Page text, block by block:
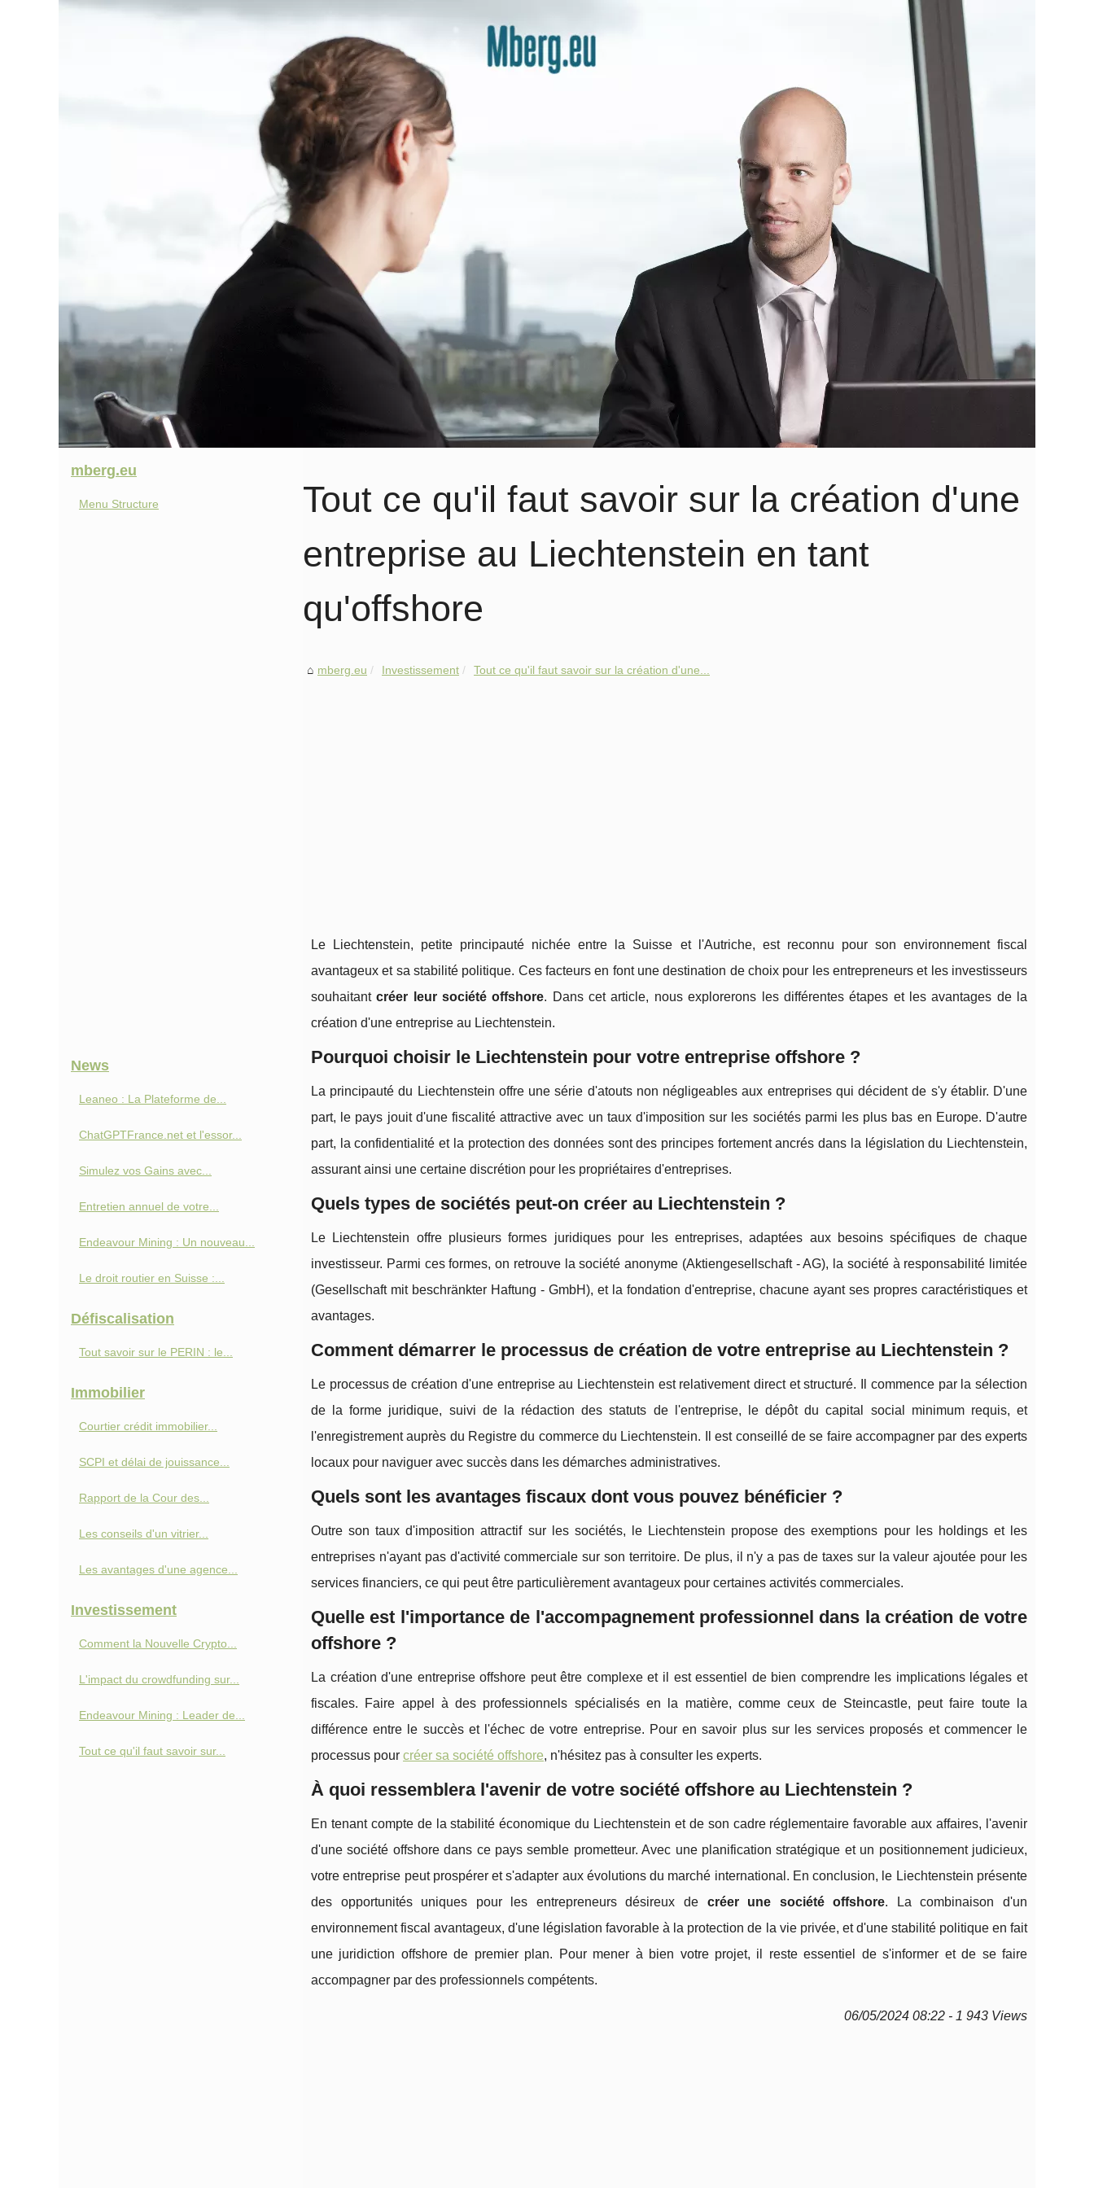
Tout ce qu'il faut savoir sur la création d'une
entreprise au Liechtenstein en tant
qu'offshore
mberg.eu Investissement Tout ce qu'il faut savoir sur la création d'une...
Le Liechtenstein, petite principauté nichée entre la Suisse et l'Autriche, est reconnu pour son environnement fiscal
avantageux et sa stabilité politique. Ces facteurs en font une destination de choix pour les entrepreneurs et les investisseurs
souhaitantcréer leur société offshore. Dans cet article, nous explorerons les différentes étapes et les avantages de la
création d'une entreprise au Liechtenstein.
Pourquoi choisir le Liechtenstein pour votre entreprise offshore ?
La principauté du Liechtenstein offre une série d'atouts non négligeables aux entreprises qui décident de s'y établir. D'une
part, le pays jouit d'une fiscalité attractive avec un taux d'imposition sur les sociétés parmi les plus bas en Europe. D'autre
part, la confidentialité et la protection des données sont des principes fortement ancrés dans la législation du Liechtenstein,
assurant ainsi une certaine discrétion pour les propriétaires d'entreprises.
Quels types de sociétés peut-on créer au Liechtenstein ?
Le Liechtenstein offre plusieurs formes juridiques pour les entreprises, adaptées aux besoins spécifiques de chaque
investisseur. Parmi ces formes, on retrouve la société anonyme (Aktiengesellschaft - AG), la société à responsabilité limitée
(Gesellschaft mit beschränkter Haftung - GmbH), et la fondation d'entreprise, chacune ayant ses propres caractéristiques et
avantages.
Comment démarrer le processus de création de votre entreprise au Liechtenstein ?
Le processus de création d'une entreprise au Liechtenstein est relativement direct et structuré. Il commence par la sélection
de la forme juridique, suivi de la rédaction des statuts de l'entreprise, le dépôt du capital social minimum requis, et
l'enregistrement auprès du Registre du commerce du Liechtenstein. Il est conseillé de se faire accompagner par des experts
locaux pour naviguer avec succès dans les démarches administratives.
Quels sont les avantages fiscaux dont vous pouvez bénéficier ?
Outre son taux d'imposition attractif sur les sociétés, le Liechtenstein propose des exemptions pour les holdings et les
entreprises n'ayant pas d'activité commerciale sur son territoire. De plus, il n'y a pas de taxes sur la valeur ajoutée pour les
services financiers, ce qui peut être particulièrement avantageux pour certaines activités commerciales.
Quelle est l'importance de l'accompagnement professionnel dans la création de votre
offshore ?
La création d'une entreprise offshore peut être complexe et il est essentiel de bien comprendre les implications légales et
fiscales. Faire appel à des professionnels spécialisés en la matière, comme ceux de Steincastle, peut faire toute la
différence entre le succès et l'échec de votre entreprise. Pour en savoir plus sur les services proposés et commencer le
processus pour créer sa société offshore, n'hésitez pas à consulter les experts.
À quoi ressemblera l'avenir de votre société offshore au Liechtenstein ?
En tenant compte de la stabilité économique du Liechtenstein et de son cadre réglementaire favorable aux affaires, l'avenir
d'une société offshore dans ce pays semble prometteur. Avec une planification stratégique et un positionnement judicieux,
votre entreprise peut prospérer et s'adapter aux évolutions du marché international. En conclusion, le Liechtenstein présente
des opportunités uniques pour les entrepreneurs désireux de créer une société offshore. La combinaison d'un
environnement fiscal avantageux, d'une législation favorable à la protection de la vie privée, et d'une stabilité politique en fait
une juridiction offshore de premier plan. Pour mener à bien votre projet, il reste essentiel de s'informer et de se faire
accompagner par des professionnels compétents.
06/05/2024 08:22 - 1 943 Views
mberg.eu
Menu Structure
News
Leaneo : La Plateforme de...
ChatGPTFrance.net et l'essor...
Simulez vos Gains avec...
Entretien annuel de votre...
Endeavour Mining : Un nouveau...
Le droit routier en Suisse :...
Défiscalisation
Tout savoir sur le PERIN : le...
Immobilier
Courtier crédit immobilier...
SCPI et délai de jouissance...
Rapport de la Cour des...
Les conseils d'un vitrier...
Les avantages d'une agence...
Investissement
Comment la Nouvelle Crypto...
L'impact du crowdfunding sur...
Endeavour Mining : Leader de...
Tout ce qu'il faut savoir sur...